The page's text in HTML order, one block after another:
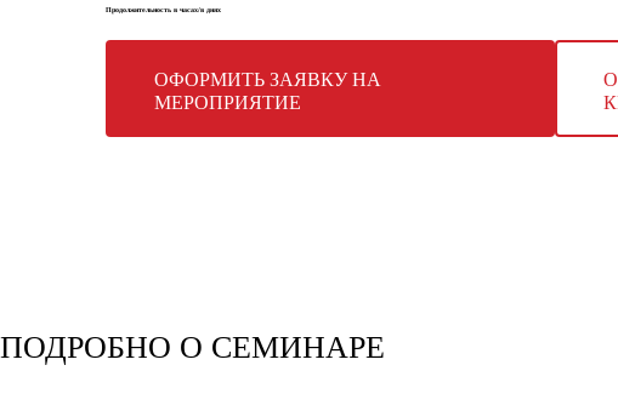
Продолжительность в часах/в днях
ОФОРМИТЬ ЗАЯВКУ НА
МЕРОПРИЯТИЕ
ПОДРОБНО О СЕМИНАРЕ